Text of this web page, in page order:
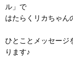
ル」で
はたらくリカちゃ
ひとことメッセージ
ります♪